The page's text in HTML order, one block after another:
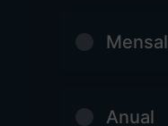
Mensal
Anual